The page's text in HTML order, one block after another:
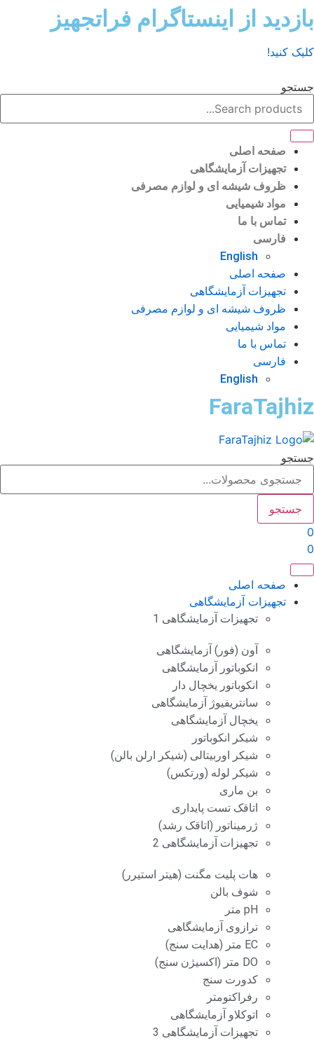
از اینستاگرام فراتجهیز
کنید!
صفحه اصلی
تجهیزات آزمایشگاهی
ظروف شیشه ای و لوازم مصرفی
مواد شیمیایی
تماس با ما
فارسی
English
صفحه اصلی
تجهیزات آزمایشگاهی
ظروف شیشه ای و لوازم مصرفی
مواد شیمیایی
تماس با ما
فارسی
English
جستجو
صفحه اصلی
تجهیزات آزمایشگاهی
تجهیزات آزمایشگاهی 1
آون (فور) آزمایشگاهی
انکوباتور آزمایشگاهی
انکوباتور یخچال دار
سانتریفیوژ آزمایشگاهی
یخچال آزمایشگاهی
شیکر انکوباتور
شیکر اوربیتالی (شیکر ارلن بالن)
شیکر لوله (ورتکس)
بن ماری
اتاقک تست پایداری
ژرمیناتور (اتاقک رشد)
تجهیزات آزمایشگاهی 2
هات پلیت مگنت (هیتر استیرر)
شوف بالن
pH متر
ترازوی آزمایشگاهی
EC متر (هدایت سنج)
DO متر (اکسیژن سنج)
کدورت سنج
رفراکتومتر
اتوکلاو آزمایشگاهی
تجهیزات آزمایشگاهی 3